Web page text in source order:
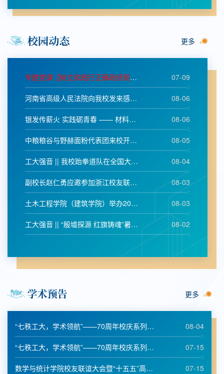
更多
07-09
专题党课【树立和践行正确政绩观学习教育】
08-06
河南省高级人民法院向我校发来感谢信
08-06
银发传薪火 实践砺青春 —— 材料科学与工程学...
08-05
中粮粮谷与野赫面粉代表团来校开展专题调研
08-04
工大强音 || 我校跆拳道队在全国大学生跆拳道...
08-03
副校长赵仁勇应邀参加浙江校友联谊大会
08-03
土木工程学院（建筑学院）举办2002级土木工程...
08-02
工大强音 || “殷墟探源 红旗铸魂”暑期社会实...
更多
08-04
“七秩工大，学术领航”——70周年校庆系列学...
07-15
“七秩工大，学术领航”——70周年校庆系列学...
07-15
数学与统计学院校友联谊大会暨“十五五”高质...